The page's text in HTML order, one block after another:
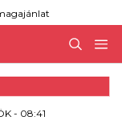
- 08:41